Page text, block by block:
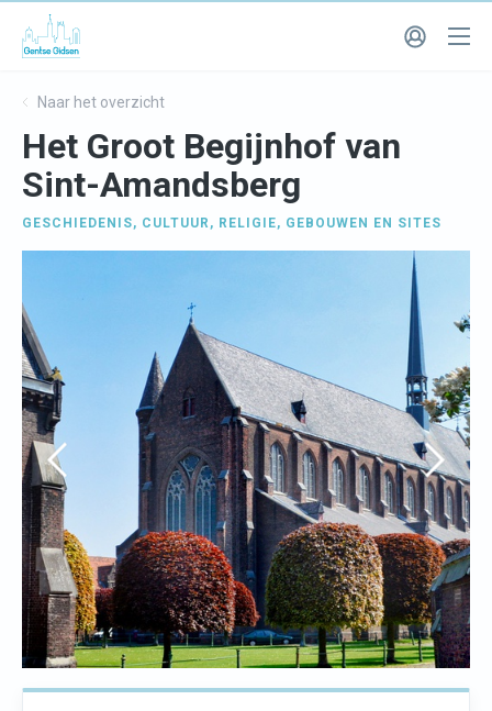
Naar het overzicht
Het Groot Begijnhof van
Sint-Amandsberg
GESCHIEDENIS, CULTUUR , RELIGIE, GEBOUWEN EN SITES